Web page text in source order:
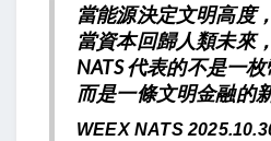
當能源決定文明高度，
當資本回歸人類未來，
NATS 代表的不是一枚
而是一條文明金融的
WEEX NATS